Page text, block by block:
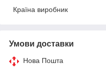
Країна виробник
Умови доставки
Нова Пошта